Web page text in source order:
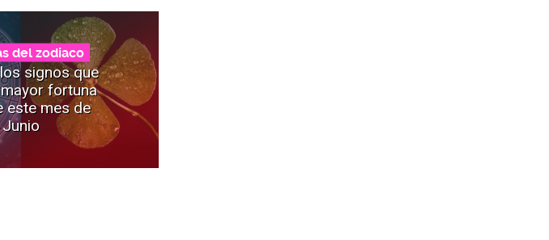
del zodiaco
signos que
fortuna
este mes de
Junio